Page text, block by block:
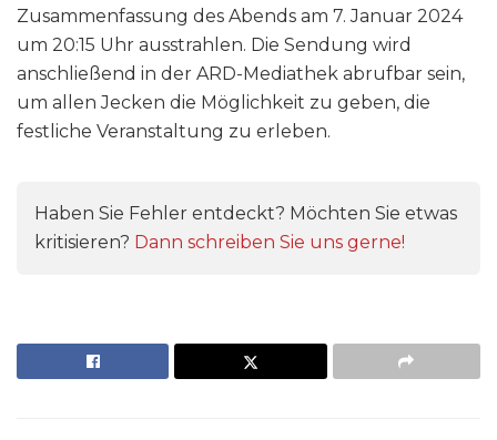
Zusammenfassung des Abends am 7. Januar 2024
um 20:15 Uhr ausstrahlen. Die Sendung wird
anschließend in der ARD-Mediathek abrufbar sein,
um allen Jecken die Möglichkeit zu geben, die
festliche Veranstaltung zu erleben.
Haben Sie Fehler entdeckt? Möchten Sie etwas
kritisieren? Dann schreiben Sie uns gerne!